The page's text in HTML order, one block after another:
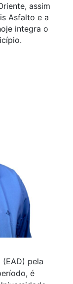
assim
Asfalto e a
integra o
pela
é